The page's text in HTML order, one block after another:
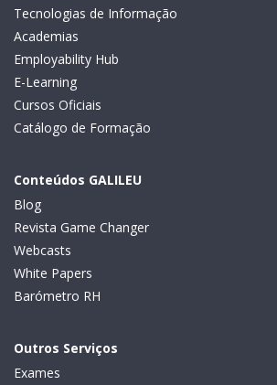
Tecnologias de Informação
Academias
Employability Hub
E-Learning
Cursos Oficiais
Catálogo de Formação
Conteúdos GALILEU
Blog
Revista Game Changer
Webcasts
White Papers
Barómetro RH
Outros Serviços
Exames